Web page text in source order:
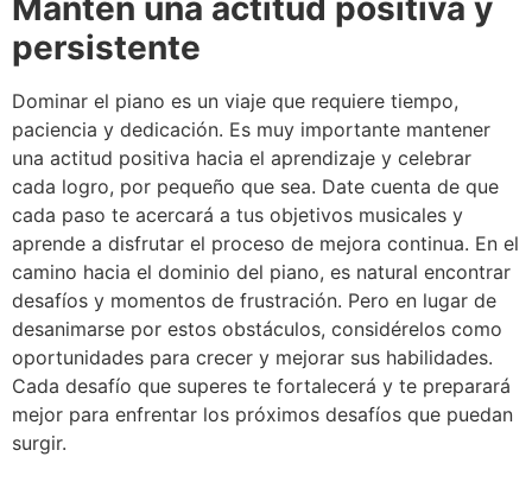
Mantén una actitud positiva y
persistente
Dominar el piano es un viaje que requiere tiempo,
paciencia y dedicación. Es muy importante mantener
una actitud positiva hacia el aprendizaje y celebrar
cada logro, por pequeño que sea. Date cuenta de que
cada paso te acercará a tus objetivos musicales y
aprende a disfrutar el proceso de mejora continua. En el
camino hacia el dominio del piano, es natural encontrar
desafíos y momentos de frustración. Pero en lugar de
desanimarse por estos obstáculos, considérelos como
oportunidades para crecer y mejorar sus habilidades.
Cada desafío que superes te fortalecerá y te preparará
mejor para enfrentar los próximos desafíos que puedan
surgir.